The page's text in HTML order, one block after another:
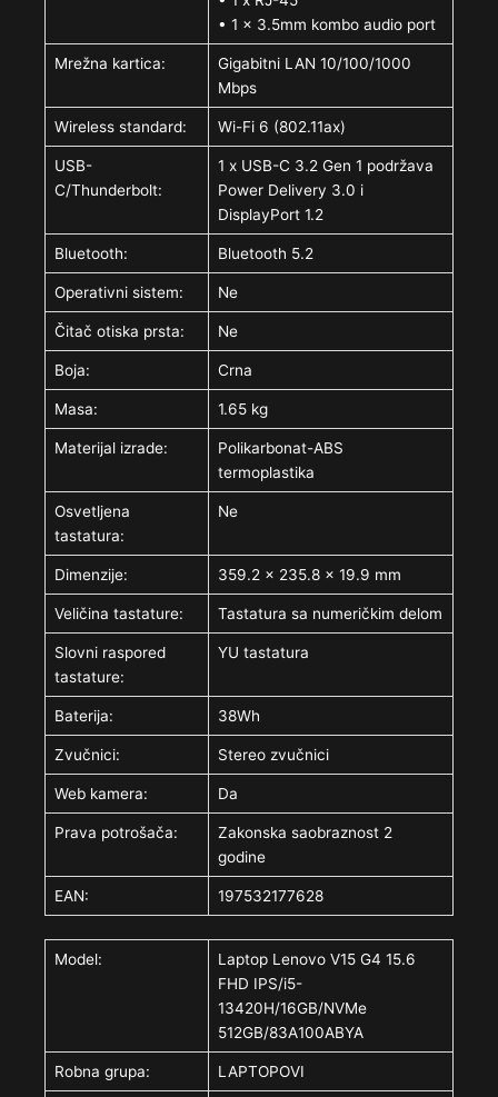
• 1 x 3.5mm kombo audio port
Mrežna kartica:
Gigabitni LAN 10/100/1000
Mbps
Wireless standard: Wi-Fi 6 (802.11ax)
USB-
C/Thunderbolt:
1 x USB-C 3.2 Gen 1 podržava
Power Delivery 3.0 i
DisplayPort 1.2
Bluetooth: Bluetooth 5.2
Operativni sistem: Ne
Čitač otiska prsta: Ne
Boja: Crna
Masa: 1.65 kg
Materijal izrade:
Polikarbonat-ABS
termoplastika
Osvetljena
tastatura:
Ne
Dimenzije: 359.2 x 235.8 x 19.9 mm
Veličina tastature: Tastatura sa numeričkim delom
Slovni raspored
tastature:
YU tastatura
Baterija: 38Wh
Zvučnici: Stereo zvučnici
Web kamera: Da
Prava potrošača:
Zakonska saobraznost 2
godine
EAN: 197532177628
Model:
Laptop Lenovo V15 G4 15.6
FHD IPS/i5-
13420H/16GB/NVMe
512GB/83A100ABYA
Robna grupa: LAPTOPOVI